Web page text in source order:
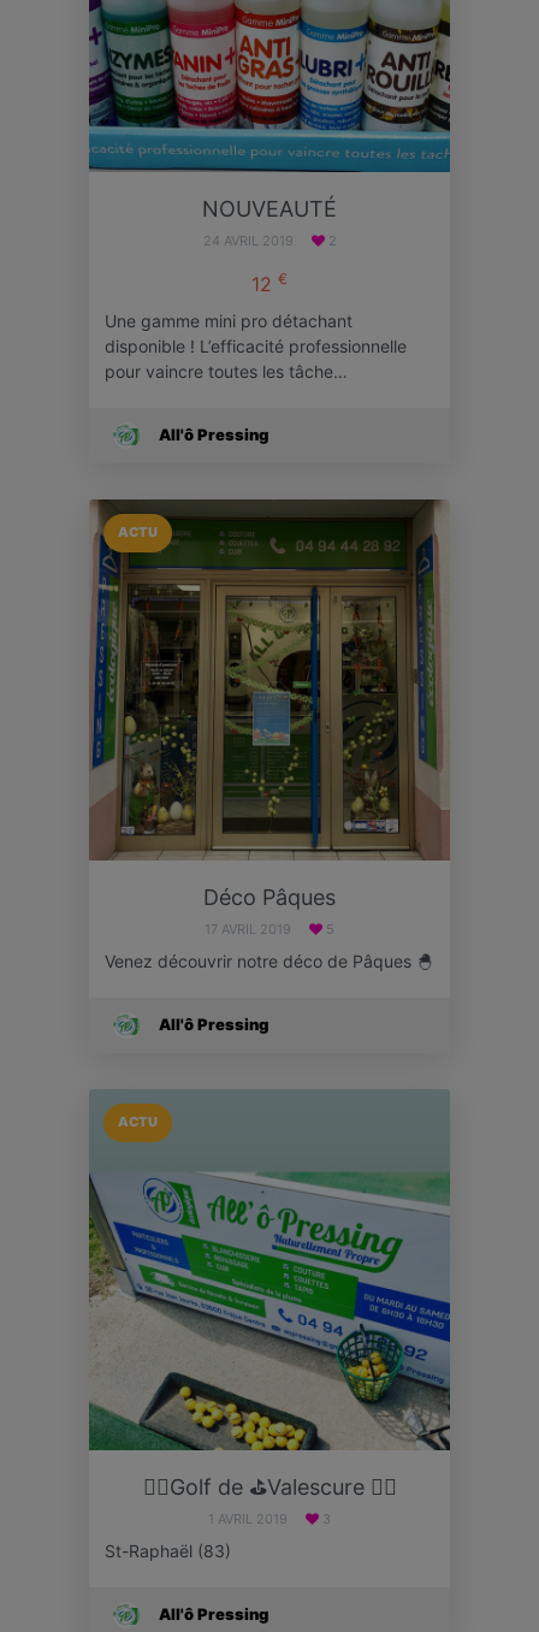
NOUVEAUTÉ
24 AVRIL 2019 2
12 €
Une gamme mini pro détachant
disponible ! L’efficacité professionnelle
pour vaincre toutes les tâche…
All'ô Pressing
ACTU
Déco Pâques
17 AVRIL 2019 5
Venez découvrir notre déco de Pâques 🐣
All'ô Pressing
ACTU
🏌️‍♀️Golf de ⛳️Valescure 🏌️‍♀️
1 AVRIL 2019 3
St-Raphaël (83)
All'ô Pressing